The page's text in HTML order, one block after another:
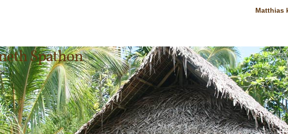
Matthias
Spathon